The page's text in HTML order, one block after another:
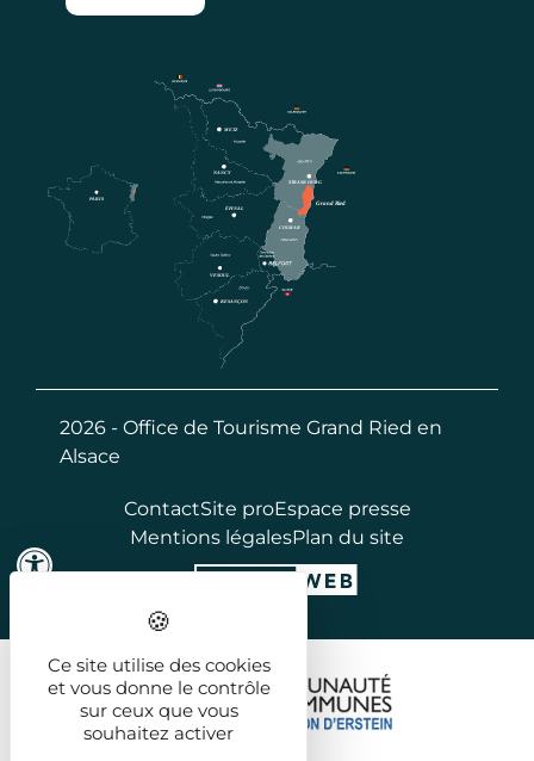
2026 - Office de Tourisme Grand Ried en
Alsace
ContactSite proEspace presse
Mentions légalesPlan du site
Ce site utilise des cookies
et vous donne le contrôle
sur ceux que vous
souhaitez activer